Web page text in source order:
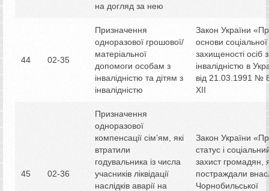
на догляд за нею
44 02-35
Призначення
одноразової грошової/
матеріальної
допомоги особам з
інвалідністю та дітям з
інвалідністю
Закон України
основи соціальної
захищеності осіб з
інвалідністю в
від 21.03.1991 №
XII
45 02-36
Призначення
одноразової
компенсації сім’ям, які
втратили
годувальника із числа
учасників ліквідації
наслідків аварії на
Закон України
статус і
захист громадян,
постраждали
Чорнобильської